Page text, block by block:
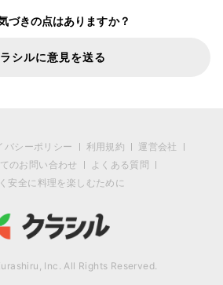
づきの点はありますか？
シルに意見を送る
バシーポリシー 利用規約
運営会社
のお問い合わせ
よくある質問
安全に料理を楽しむために
Inc. All Rights Reserved.